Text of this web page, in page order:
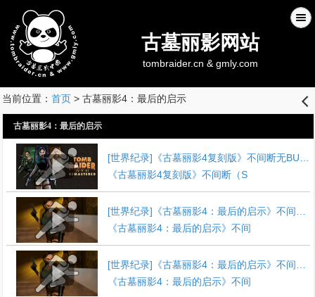
古墓丽影网站
tombraider.cn & gmly.com
当前位置： 首页> 古墓丽影4：最后的启示 󰊒
古墓丽影4：最后的启示
《古墓丽影4复刻版》不间断（S
《古墓丽影4：最后的启示》不间
《古墓丽影4：最后的启示》不间